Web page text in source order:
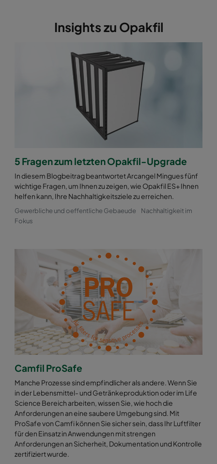
Insights zu Opakfil
5 Fragen zum letzten Opakfil-Upgrade
In diesem Blogbeitrag beantwortet Arcangel Mingues fünf
wichtige Fragen, um Ihnen zu zeigen, wie Opakfil ES+ Ihnen
helfen kann, Ihre Nachhaltigkeitsziele zu erreichen.
Gewerbliche und oeffentliche Gebaeude
Nachhaltigkeit im
Fokus
Camfil ProSafe
Manche Prozesse sind empfindlicher als andere. Wenn Sie
in der Lebensmittel- und Getränkeproduktion oder im Life
Science Bereich arbeiten, wissen Sie, wie hoch die
Anforderungen an eine saubere Umgebung sind. Mit
ProSafe von Camfi können Sie sicher sein, dass Ihr Luftfilter
für den Einsatz in Anwendungen mit strengen
Anforderungen an Sicherheit, Dokumentation und Kontrolle
zertifiziert wurde.